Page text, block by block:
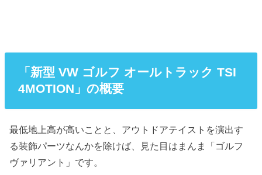
「新型 VW ゴルフ オールトラック TSI
4MOTION」の概要
最低地上高が高いことと、アウトドアテイストを演出す
る装飾パーツなんかを除けば、見た目はまんま「ゴルフ
ヴァリアント」です。